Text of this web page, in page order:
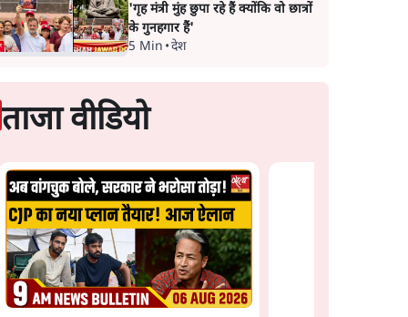
'गृह मंत्री मुंह छुपा रहे हैं क्योंकि वो छात्रों
के गुनहगार हैं'
5 Min •देश
ताजा वीडियो